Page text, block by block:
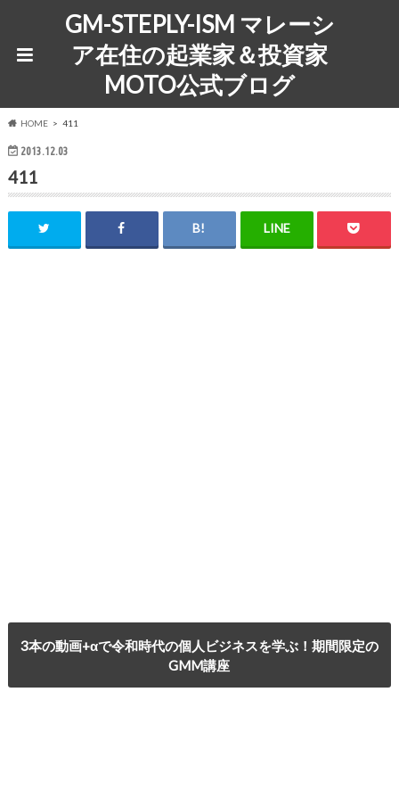
GM-STEPLY-ISM マレーシ
ア在住の起業家＆投資家
MOTO公式ブログ
HOME 411
2013.12.03
411
3本の動画+αで令和時代の個人ビジネスを学ぶ！期間限定の
GMM講座